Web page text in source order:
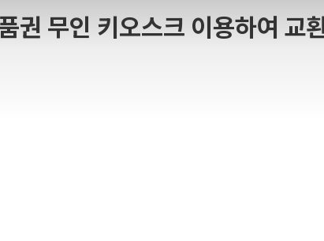
권 무인 키오스크 이용하여 교